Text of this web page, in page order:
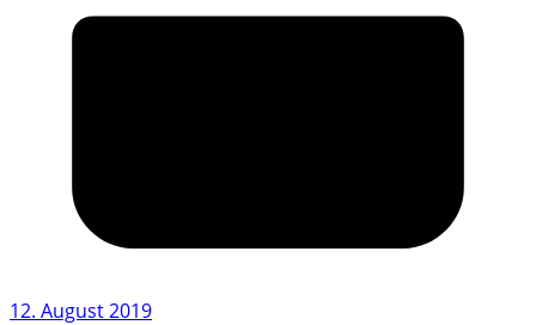
12. August 2019